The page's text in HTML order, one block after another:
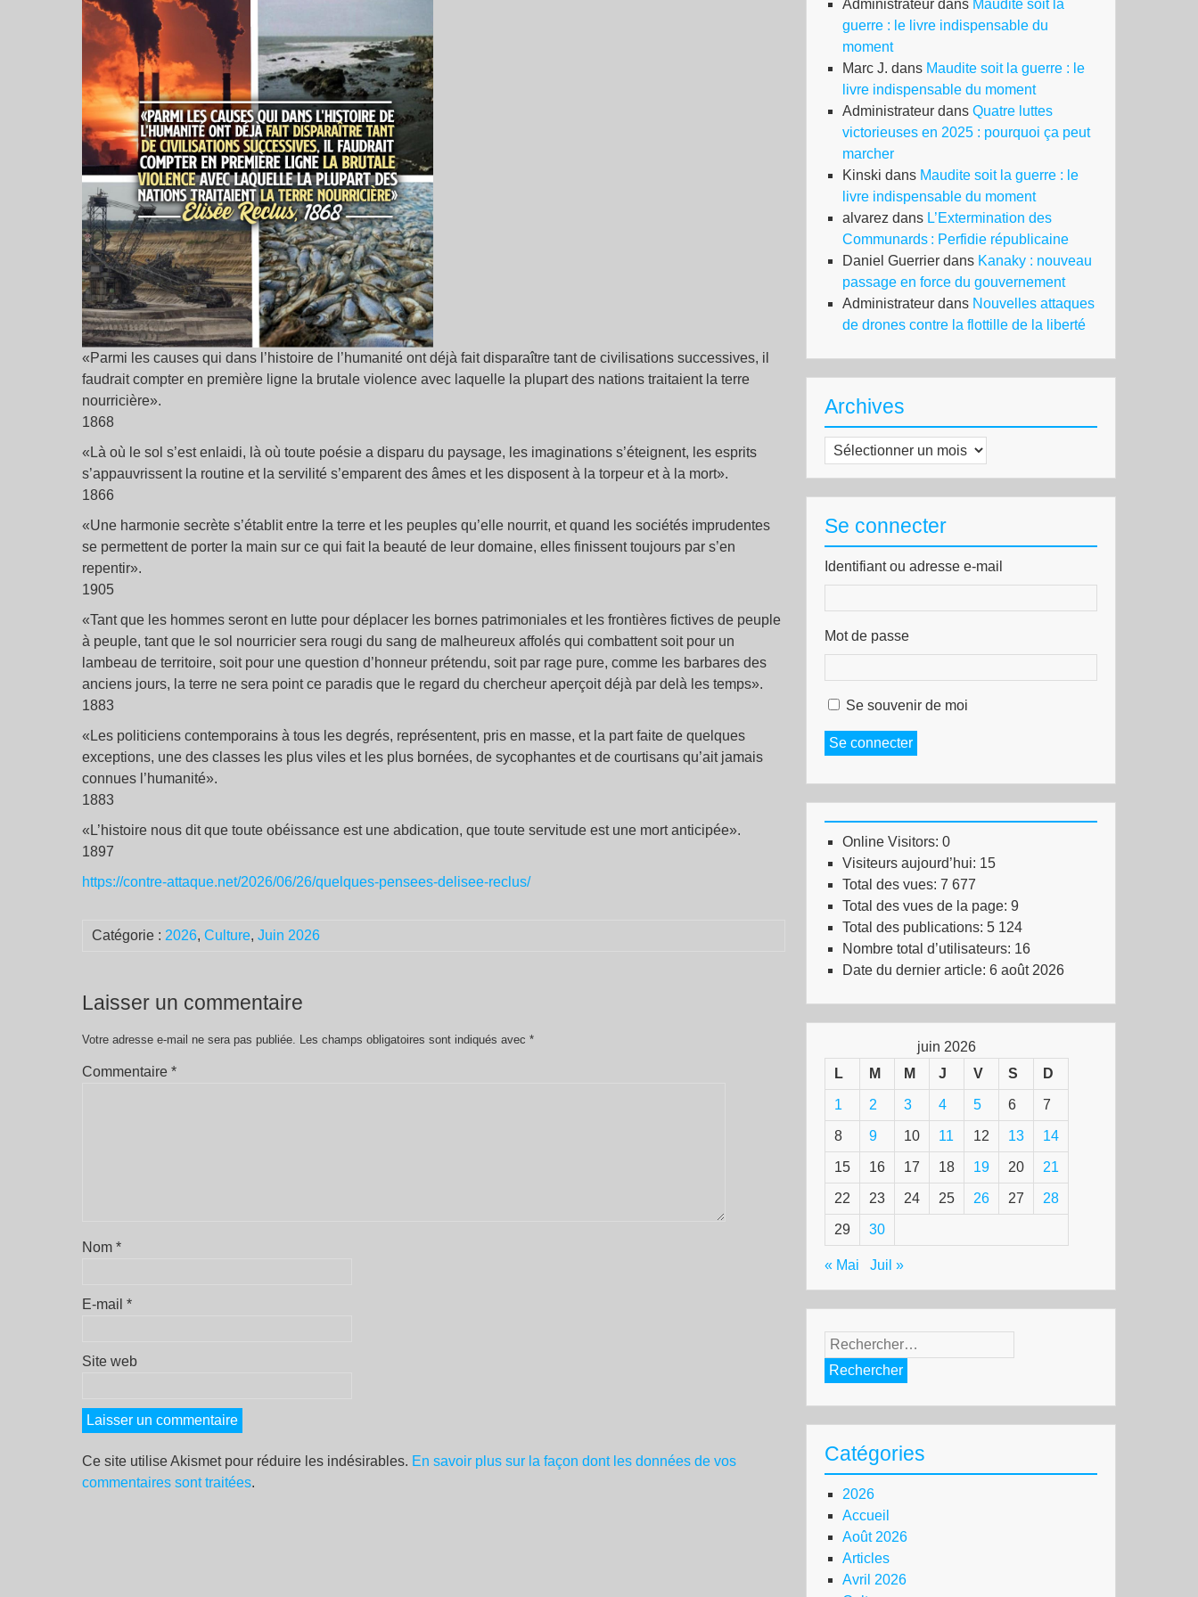
«Parmi les causes qui dans l’histoire de l’humanité ont déjà fait disparaître tant de civilisations successives, il
faudrait compter en première ligne la brutale violence avec laquelle la plupart des nations traitaient la terre
nourricière».
1868
«Là où le sol s’est enlaidi, là où toute poésie a disparu du paysage, les imaginations s’éteignent, les esprits
s’appauvrissent la routine et la servilité s’emparent des âmes et les disposent à la torpeur et à la mort».
1866
«Une harmonie secrète s’établit entre la terre et les peuples qu’elle nourrit, et quand les sociétés imprudentes
se permettent de porter la main sur ce qui fait la beauté de leur domaine, elles finissent toujours par s’en
repentir».
1905
«Tant que les hommes seront en lutte pour déplacer les bornes patrimoniales et les frontières fictives de peuple
à peuple, tant que le sol nourricier sera rougi du sang de malheureux affolés qui combattent soit pour un
lambeau de territoire, soit pour une question d’honneur prétendu, soit par rage pure, comme les barbares des
anciens jours, la terre ne sera point ce paradis que le regard du chercheur aperçoit déjà par delà les temps».
1883
«Les politiciens contemporains à tous les degrés, représentent, pris en masse, et la part faite de quelques
exceptions, une des classes les plus viles et les plus bornées, de sycophantes et de courtisans qu’ait jamais
connues l’humanité».
1883
«L’histoire nous dit que toute obéissance est une abdication, que toute servitude est une mort anticipée».
1897
https://contre-attaque.net/2026/06/26/quelques-pensees-delisee-reclus/
Catégorie : 2026, Culture, Juin 2026
Laisser un commentaire
Votre adresse e-mail ne sera pas publiée. Les champs obligatoires sont indiqués avec *
Commentaire *
Nom *
E-mail *
Site web
Ce site utilise Akismet pour réduire les indésirables. En savoir plus sur la façon dont les données de vos
commentaires sont traitées.
Administrateur dans Maudite soit la
guerre : le livre indispensable du
moment
Marc J. dans Maudite soit la guerre : le
livre indispensable du moment
Administrateur dans Quatre luttes
victorieuses en 2025 : pourquoi ça peut
marcher
Kinski dans Maudite soit la guerre : le
livre indispensable du moment
alvarez dans L’Extermination des
Communards : Perfidie républicaine
Daniel Guerrier dans Kanaky : nouveau
passage en force du gouvernement
Administrateur dans Nouvelles attaques
de drones contre la flottille de la liberté
Archives
Archives
Se connecter
Identifiant ou adresse e-mail
Mot de passe
Se souvenir de moi
Se connecter
Online Visitors: 0
Visiteurs aujourd’hui: 15
Total des vues: 7 677
Total des vues de la page: 9
Total des publications: 5 124
Nombre total d’utilisateurs: 16
Date du dernier article: 6 août 2026
juin 2026
L
M M J V S D
1 2 3 4 5 6 7
8 9 10 11 12 13 14
15 16 17 18 19 20 21
22 23 24 25 26 27 28
29 30
« Mai Juil »
Rechercher :
Catégories
2026
Accueil
Août 2026
Articles
Avril 2026